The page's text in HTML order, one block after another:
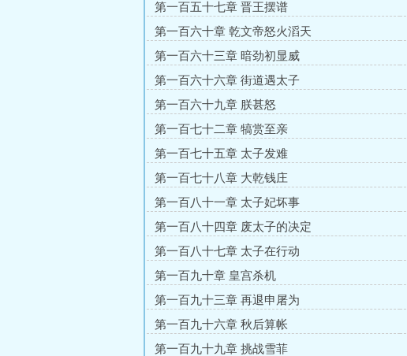
第一百五十七章 晋王摆谱
第一百六十章 乾文帝怒火滔天
第一百六十三章 暗劲初显威
第一百六十六章 街道遇太子
第一百六十九章 朕甚怒
第一百七十二章 犒赏至亲
第一百七十五章 太子发难
第一百七十八章 大乾钱庄
第一百八十一章 太子妃坏事
第一百八十四章 废太子的决定
第一百八十七章 太子在行动
第一百九十章 皇宫杀机
第一百九十三章 再退申屠为
第一百九十六章 秋后算帐
第一百九十九章 挑战雪菲